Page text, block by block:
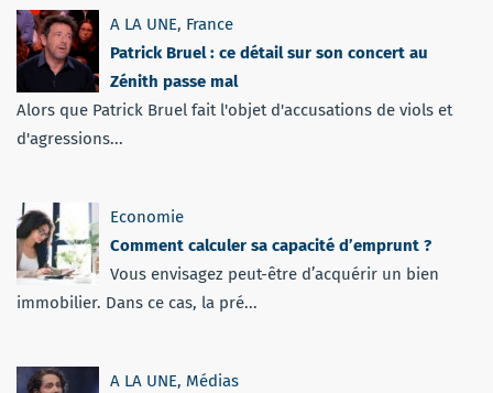
A LA UNE, France
Patrick Bruel : ce détail sur son concert au
Zénith passe mal
Alors que Patrick Bruel fait l'objet d'accusations de viols et
d'agressions...
Economie
Comment calculer sa capacité d’emprunt ?
Vous envisagez peut-être d’acquérir un bien
immobilier. Dans ce cas, la pré...
A LA UNE, Médias